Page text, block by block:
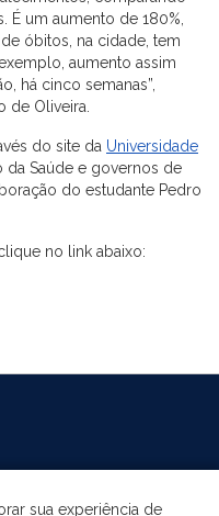
É um aumento de 180%,
óbitos, na cidade, tem
aumento assim
há cinco semanas”,
Oliveira.
do site da Universidade
da Saúde e governos de
do estudante Pedro
no link abaixo:
sua experiência de